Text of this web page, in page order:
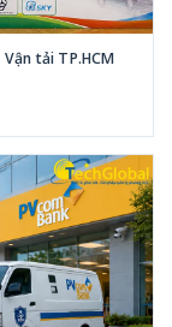
tải TP.HCM